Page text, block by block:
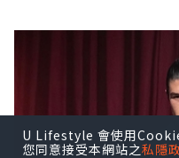
U Lifestyle 會使用
您同意接受本網站之私隱